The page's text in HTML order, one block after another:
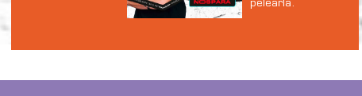
pelearla.